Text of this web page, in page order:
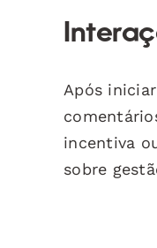
Após
incentiva
sobre